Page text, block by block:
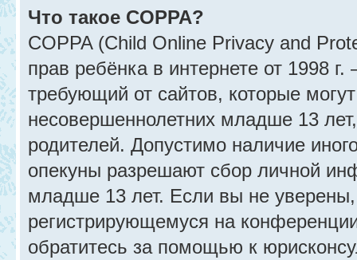
Что такое COPPA?
COPPA (Child Online Privacy and
прав ребёнка в интернете от 1998
требующий от сайтов, которые
несовершеннолетних младше 13
родителей. Допустимо наличие
опекуны разрешают сбор личной
младше 13 лет. Если вы не
регистрирующемуся на
обратитесь за помощью к